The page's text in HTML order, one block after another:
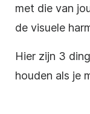
met die van
de visuele
Hier zijn 3
houden als je